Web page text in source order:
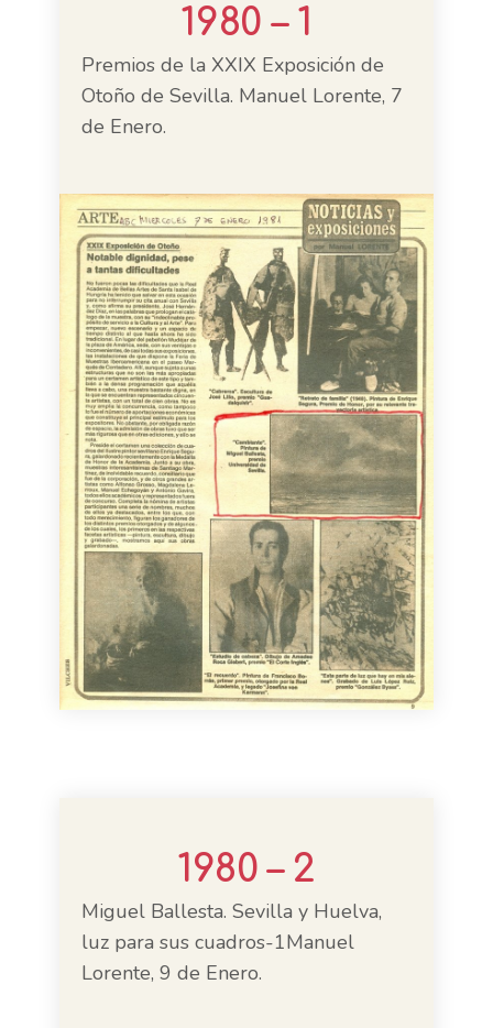
1980 – 1
Premios de la XXIX Exposición de
Otoño de Sevilla. Manuel Lorente, 7
de Enero.
1980 – 2
Miguel Ballesta. Sevilla y Huelva,
luz para sus cuadros-1Manuel
Lorente, 9 de Enero.